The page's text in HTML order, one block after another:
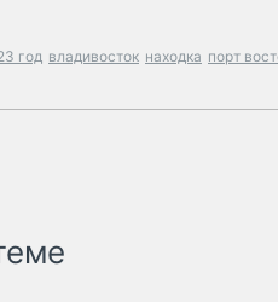
год владивосток находка порт